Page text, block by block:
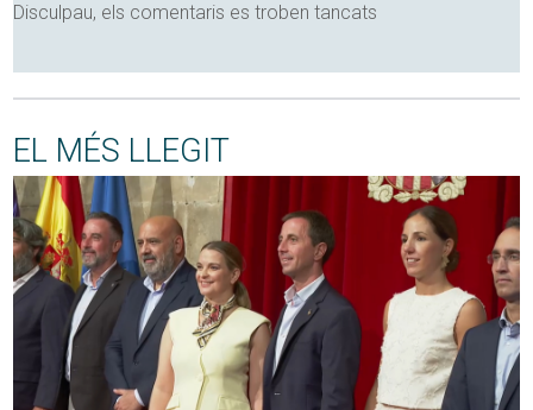
Disculpau, els comentaris es troben tancats
EL MÉS LLEGIT